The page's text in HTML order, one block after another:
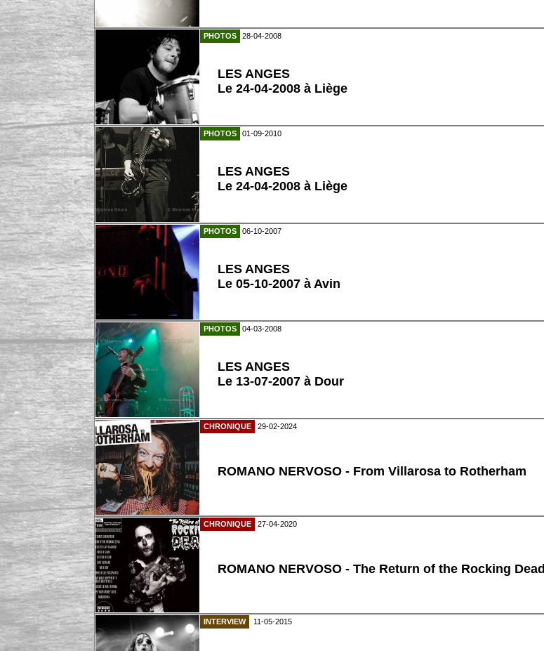
PHOTOS 28-04-2008
LES ANGES
Le 24-04-2008 à Liège
PHOTOS 01-09-2010
LES ANGES
Le 24-04-2008 à Liège
PHOTOS 06-10-2007
LES ANGES
Le 05-10-2007 à Avin
PHOTOS 04-03-2008
LES ANGES
Le 13-07-2007 à Dour
CHRONIQUE 29-02-2024
ROMANO NERVOSO - From Villarosa to Rotherham
CHRONIQUE 27-04-2020
ROMANO NERVOSO - The Return of the Rocking Dead
INTERVIEW 11-05-2015